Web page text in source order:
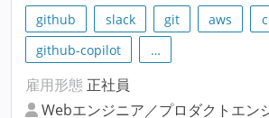
github slack git aws
github-copilot
…
雇用形態 正社員
Webエンジニア／プロダクトエン